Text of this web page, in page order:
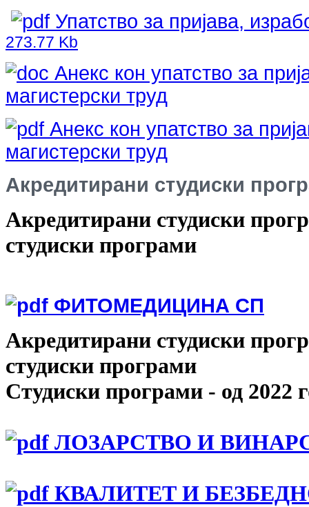
Упатство за пријава,
273.77 Kb
Анекс кон упатство за
магистерски труд
Анекс кон упатство за
магистерски труд
Акредитирани студиски
Акредитирани студиски
студиски програми
ФИТОМЕДИЦИНА СП
Акредитирани студиски
студиски програми
Студиски програми - од 2022
ЛОЗАРСТВО И
КВАЛИТЕТ И